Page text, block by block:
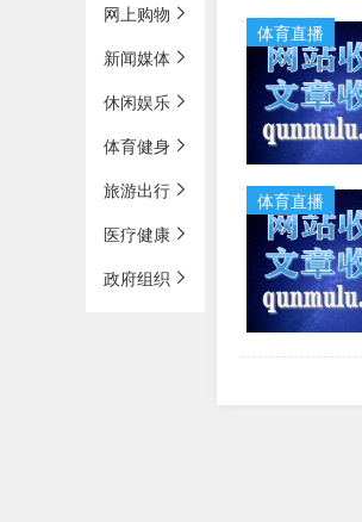
网上购物
新闻媒体
休闲娱乐
体育健身
旅游出行
医疗健康
政府组织
体育直播
体育直播